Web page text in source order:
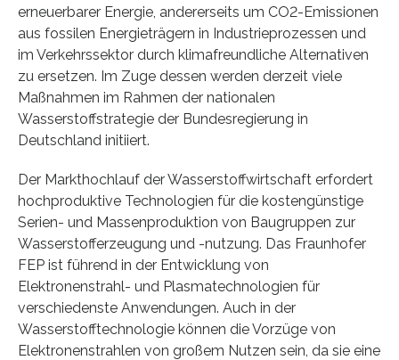
erneuerbarer Energie, andererseits um CO2-Emissionen
aus fossilen Energieträgern in Industrieprozessen und
im Verkehrssektor durch klimafreundliche Alternativen
zu ersetzen. Im Zuge dessen werden derzeit viele
Maßnahmen im Rahmen der nationalen
Wasserstoffstrategie der Bundesregierung in
Deutschland initiiert.
Der Markthochlauf der Wasserstoffwirtschaft erfordert
hochproduktive Technologien für die kostengünstige
Serien- und Massenproduktion von Baugruppen zur
Wasserstofferzeugung und -nutzung. Das Fraunhofer
FEP ist führend in der Entwicklung von
Elektronenstrahl- und Plasmatechnologien für
verschiedenste Anwendungen. Auch in der
Wasserstofftechnologie können die Vorzüge von
Elektronenstrahlen von großem Nutzen sein, da sie eine